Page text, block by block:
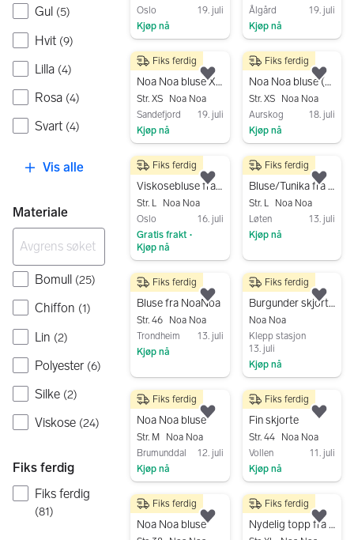
Gul (5)
Hvit (9)
Lilla (4)
Rosa (4)
Svart (4)
Vis alle
Materiale
Bomull (25)
Chiffon (1)
Lin (2)
Polyester (6)
Silke (2)
Viskose (24)
Fiks ferdig
Fiks ferdig
(81)
Oslo
19. juli
Kjøp nå
Ålgård
19. juli
Kjøp nå
150 kr
Noa Noa bluse XS flerfarget polyester dame
Str. XS
Noa Noa
Sandefjord
19. juli
Kjøp nå
Fiks ferdig
Legg til som favoritt.
249 kr
Noa Noa bluse (XS)
Str. XS
Noa Noa
Aurskog
18. juli
Kjøp nå
Fiks ferdig
300 kr
Viskosebluse fra Noa Noa
Str. L
Noa Noa
Oslo
16. juli
Gratis frakt •
Kjøp nå
Fiks ferdig
Legg til som favoritt.
250 kr
Bluse/Tunika fra NOA NOA i str. 40
Str. L
Noa Noa
Løten
13. juli
Kjøp nå
Fiks ferdig
Gå til annonsen
150 kr
Bluse fra NoaNoa
Str. 46
Noa Noa
Trondheim
13. juli
Kjøp nå
Fiks ferdig
Legg til som favoritt.
Gå til annonsen
90 kr
Burgunder skjorte Noa noa str.34
Noa Noa
Klepp stasjon
13. juli
Kjøp nå
Fiks ferdig
240 kr
Noa Noa bluse
Str. M
Noa Noa
Brumunddal
12. juli
Kjøp nå
Fiks ferdig
Legg til som favoritt.
450 kr
Fin skjorte
Str. 44
Noa Noa
Vollen
11. juli
Kjøp nå
Fiks ferdig
300 kr
Noa Noa bluse
Fiks ferdig
Legg til som favoritt.
300 kr
Nydelig topp fra Noa Noa,
Fiks ferdig